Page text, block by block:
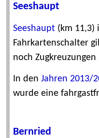
Seeshaupt
Seeshaupt(km 11,3)
Fahrkartenschalter
noch
In den Jahren 2013/
wurde eine
Bernried